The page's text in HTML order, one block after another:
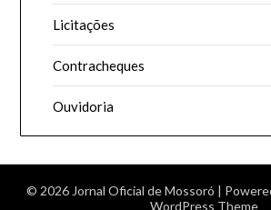
Licitações
Contracheques
Ouvidoria
© 2026 Jornal Oficial de Mossoró |
WordPress Theme